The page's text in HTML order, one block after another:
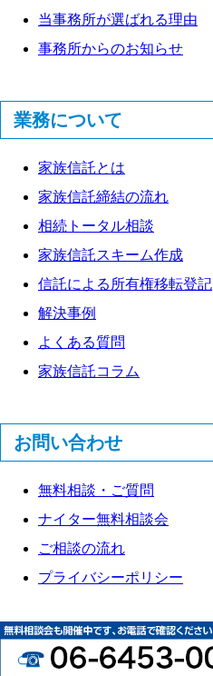
当事務所が選ばれる理由
事務所からのお知らせ
業務について
家族信託とは
家族信託締結の流れ
相続トータル相談
家族信託スキーム作成
信託による所有権移転登記
解決事例
よくある質問
家族信託コラム
お問い合わせ
無料相談・ご質問
ナイター無料相談会
ご相談の流れ
プライバシーポリシー